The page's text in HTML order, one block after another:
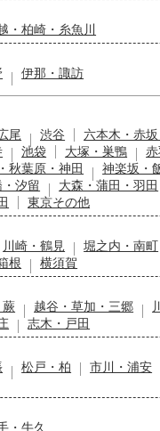
・柏崎・糸魚川
伊那・諏訪
尾 渋谷 六本木・赤
池袋 大塚・巣鴨
秋葉原・神田 神楽坂・
汐留 大森・蒲田・羽田
東京その他
川崎・鶴見 堀之内・南町
根
横須賀
蕨 越谷・草加・三郷
志木・戸田
松戸・柏 市川・浦安
・牛久